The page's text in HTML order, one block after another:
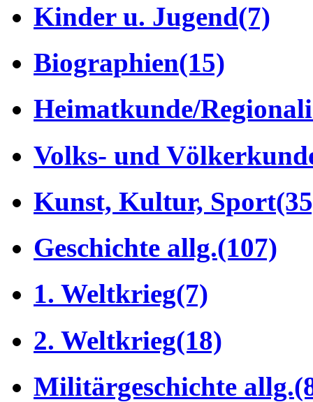
Kinder u. Jugend(7)
Biographien(15)
Heimatkunde/
Volks- und
Kunst, Kultur, Sport
Geschichte allg.(107)
1. Weltkrieg(7)
2. Weltkrieg(18)
Militärgeschichte allg.